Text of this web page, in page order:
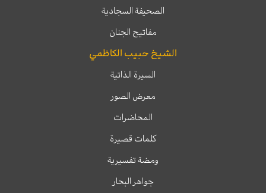
الصحيفة السجادية
مفاتيح الجنان
الشيخ حبيب الكاظمي
السيرة الذاتية
معرض الصور
المحاضرات
كلمات قصيرة
ومضة تفسيرية
جواهر البحار